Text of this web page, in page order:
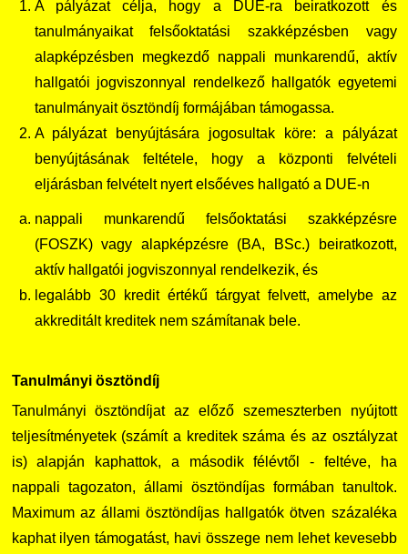
TDK/Tehetségnap
Online Studium
Képzési Életpályamodell
Atomerőművi Képzési Bázis
A pályázat célja, hogy a DUE-ra beiratkozott és
tanulmányaikat felsőoktatási szakképzésben vagy
alapképzésben megkezdő nappali munkarendű, aktív
hallgatói jogviszonnyal rendelkező hallgatók egyetemi
tanulmányait ösztöndíj formájában támogassa.
A pályázat benyújtására jogosultak köre: a pályázat
benyújtásának feltétele, hogy a központi felvételi
eljárásban felvételt nyert elsőéves hallgató a DUE-n
nappali munkarendű felsőoktatási szakképzésre
(FOSZK) vagy alapképzésre (BA, BSc.) beiratkozott,
aktív hallgatói jogviszonnyal rendelkezik, és
legalább 30 kredit értékű tárgyat felvett, amelybe az
akkreditált kreditek nem számítanak bele.
Tanulmányi ösztöndíj
Tanulmányi ösztöndíjat az előző szemeszterben nyújtott
teljesítményetek (számít a kreditek száma és az osztályzat
is) alapján kaphattok, a második félévtől - feltéve, ha
nappali tagozaton, állami ösztöndíjas formában tanultok.
Maximum az állami ösztöndíjas hallgatók ötven százaléka
kaphat ilyen támogatást, havi összege nem lehet kevesebb